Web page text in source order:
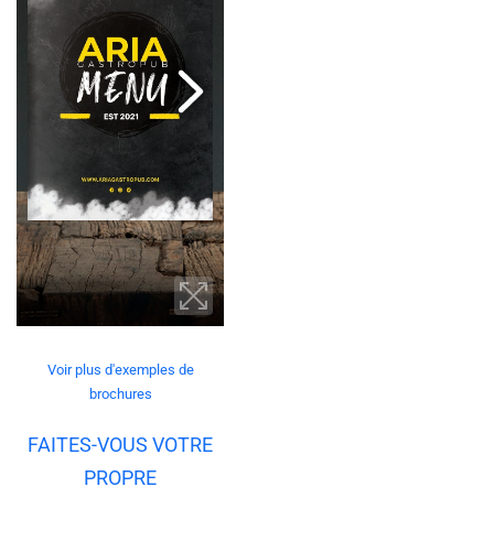
Voir plus d'exemples de
brochures
FAITES-VOUS VOTRE
PROPRE